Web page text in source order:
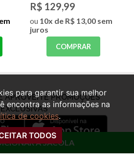
À SACOLA
R$ 129,99
ou 10x de R$ 13,00 sem
juros
COMPRAR
para garantir sua melhor
encontra as informações na
de cookies.
TODOS